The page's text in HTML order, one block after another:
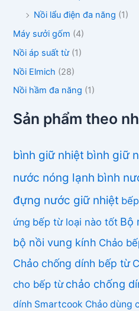
Nồi lẩu điện đa năng (1)
Máy sưởi gốm (4)
Nồi áp suất từ (1)
Nồi Elmich (28)
Nồi hầm đa năng (1)
Sản phẩm theo
bình giữ nhiệt bình giữ
nước nóng lạnh bình
đựng nước giữ nhiệt
ứng bếp từ loại nào tốt Bộ
bộ nồi vung kính Chảo
Chảo chống dính bếp từ
cho bếp từ chảo chống
dính Smartcook Chảo dùng